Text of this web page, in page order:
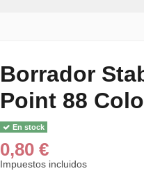
Borrador
Point 88
En stock
0,80 €
Impuestos incluidos